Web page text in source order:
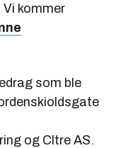
Vi kommer
som ble
og Cltre AS.